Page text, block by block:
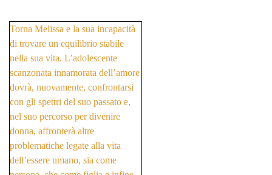
Torna Melissa e la sua incapacità
di trovare un equilibrio stabile
nella sua vita. L’adolescente
scanzonata innamorata dell’amore
dovrà, nuovamente, confrontarsi
con gli spettri del suo passato e,
nel suo percorso per divenire
donna, affronterà altre
problematiche legate alla vita
dell’essere umano, sia come